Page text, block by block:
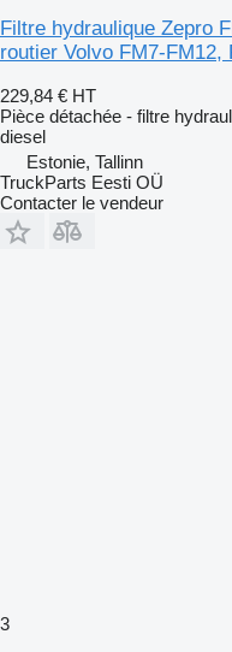
Filtre hydraulique Zepro
routier Volvo FM7-FM12,
229,84 € HT
Pièce détachée - filtre
diesel
Estonie, Tallinn
TruckParts Eesti OÜ
Contacter le vendeur
3